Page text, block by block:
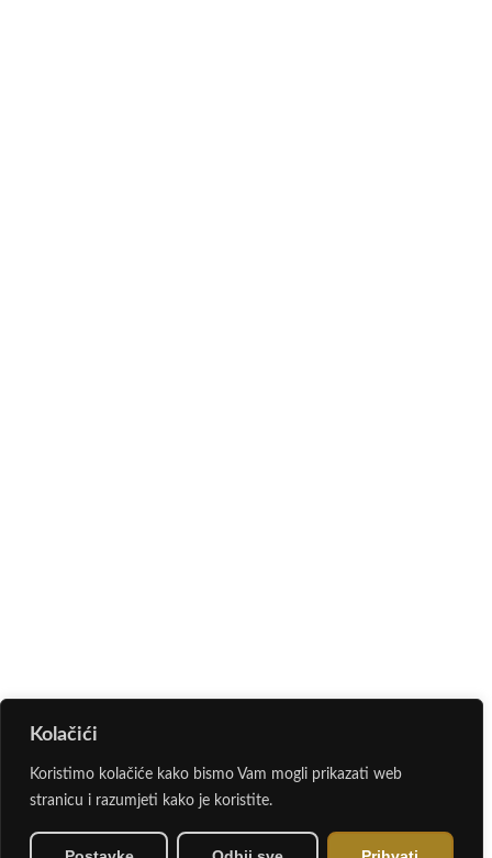
Kolačići
Koristimo kolačiće kako bismo Vam mogli prikazati web
stranicu i razumjeti kako je koristite.